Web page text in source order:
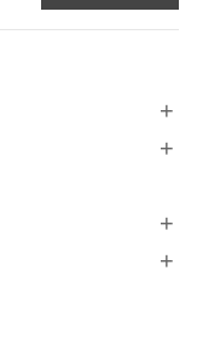
+
+
+
+